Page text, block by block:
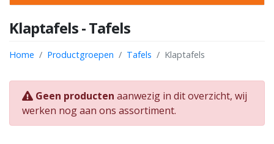
Klaptafels - Tafels
Home Productgroepen Tafels Klaptafels
Geen producten aanwezig in dit overzicht, wij
werken nog aan ons assortiment.